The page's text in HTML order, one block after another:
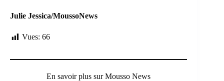
Julie Jessica/MoussoNews
Vues: 66
En savoir plus sur Mousso News